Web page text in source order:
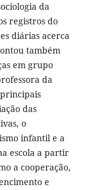
da
registros do
diárias acerca
também
em grupo
da
das
o
infantil e a
escola a partir
a cooperação,
e